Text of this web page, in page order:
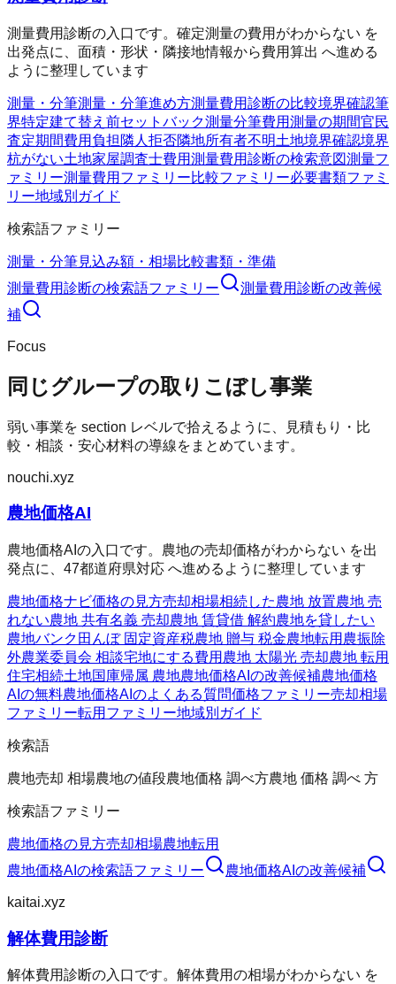
測量費用診断の入口です。確定測量の費用がわからない を
出発点に、面積・形状・隣接地情報から費用算出 へ進める
ように整理しています
測量・分筆測量・分筆進め方測量費用診断の比較境界確認筆
界特定建て替え前セットバック測量分筆費用測量の期間官民
査定期間費用負担 隣人拒否隣地所有者不明土地境界確認境界
杭がない土地家屋調査士費用測量費用診断の検索意図測量フ
ァミリー測量費用ファミリー比較ファミリー必要書類ファミ
リー地域別ガイド
検索語ファミリー
測量・分筆見込み額・相場比較書類・準備
測量費用診断の検索語ファミリー 測量費用診断の改善候
補
Focus
同じグループの取りこぼし事業
弱い事業を section レベルで拾えるように、見積もり・比
較・相談・安心材料の導線をまとめています。
nouchi.xyz
農地価格AI
農地価格AIの入口です。農地の売却価格がわからない を出
発点に、47都道府県対応 へ進めるように整理しています
農地価格ナビ価格の見方売却相場相続した農地 放置農地 売
れない農地 共有名義 売却農地 賃貸借 解約農地を貸したい
農地バンク 田んぼ 固定資産税農地 贈与 税金農地転用 農振除
外農業委員会 相談宅地にする費用 農地 太陽光 売却農地 転用
住宅相続土地国庫帰属 農地農地価格AIの改善候補農地価格
AIの無料農地価格AIのよくある質問価格ファミリー売却相場
ファミリー転用ファミリー地域別ガイド
検索語
農地売却 相場農地の値段農地価格 調べ方農地 価格 調べ 方
検索語ファミリー
農地価格の見方売却相場農地転用
農地価格AI の検索語ファミリー 農地価格AI の改善候補
kaitai.xyz
解体費用診断
解体費用診断の入口です。解体費用の相場がわからない を